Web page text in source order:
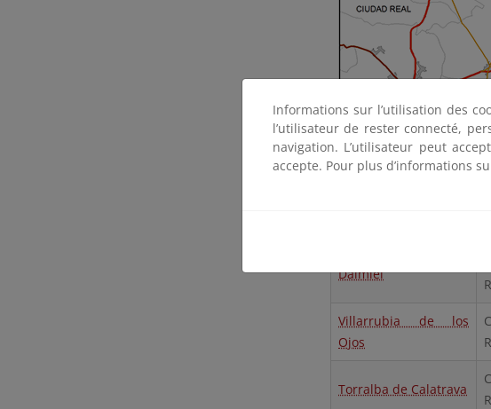
Daimiel
Villarrubia de los
Ojos
Torralba de Calatrava
Informations sur l’utilisation des
l’utilisateur de rester connecté,
navigation. L’utilisateur peut
accepte. Pour plus d’informations